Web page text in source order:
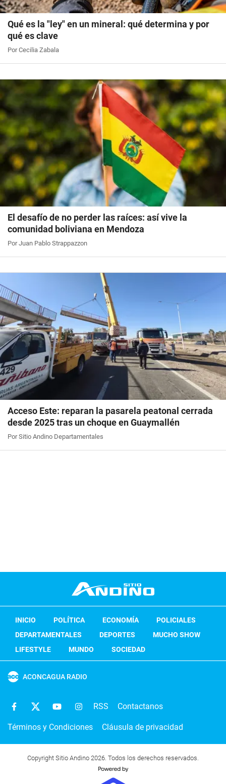
Qué es la "ley" en un mineral: qué determina y por
qué es clave
Por Cecilia Zabala
El desafío de no perder las raíces: así vive la
comunidad boliviana en Mendoza
Por Juan Pablo Strappazzon
Acceso Este: reparan la pasarela peatonal cerrada
desde 2025 tras un choque en Guaymallén
Por Sitio Andino Departamentales
INICIO POLÍTICA ECONOMÍA
POLICIALES
DEPARTAMENTALES
DEPORTES
MUCHO SHOW
LIFESTYLE
MUNDO SOCIEDAD
ACONCAGUA RADIO
RSS Contactanos
Términos y Condiciones Cláusula de privacidad
Copyright Sitio Andino 2026. Todos los derechos reservados.